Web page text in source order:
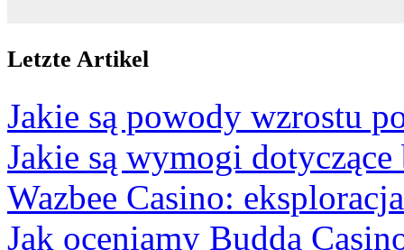
Letzte Artikel
Jakie są powody wzrostu
Jakie są wymogi
Wazbee Casino:
Jak oceniamy Budda